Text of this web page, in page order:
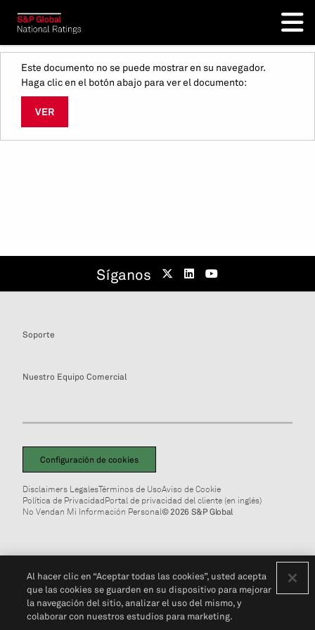
Este documento no se puede mostrar en su navegador.
Haga clic en el botón abajo para ver el documento:
VER
Síganos
Soporte
Nuestro Equipo Comercial
Configuración de cookies
Disclaimers LegalesTérminos de UsoAviso de Cookie
Política de PrivacidadPortal de privacidad del cliente (en inglés)
No Vendan Mi Información Personal© 2026 S&P Global
Al hacer clic en “Aceptar todas las cookies”, usted acepta
que las cookies se guarden en su dispositivo para mejorar
la navegación del sitio, analizar el uso del mismo, y
colaborar con nuestros estudios para marketing.